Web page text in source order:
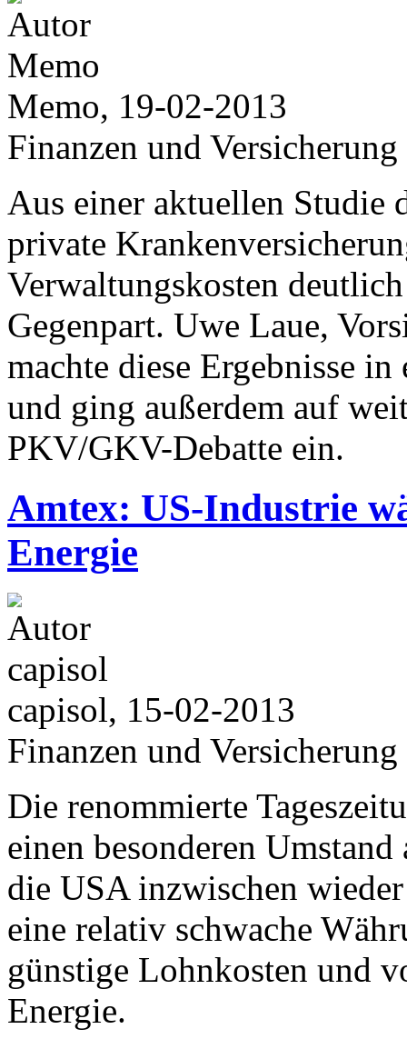
Memo, 19-02-2013
Finanzen und Versicherung
Aus einer aktuellen Studie
private
Verwaltungskosten
Gegenpart. Uwe Laue,
machte diese Ergebnisse
und ging außerdem auf
PKV/GKV-Debatte ein.
Amtex: US-Industrie
Energie
capisol, 15-02-2013
Finanzen und Versicherung
Die renommierte
einen besonderen
die USA inzwischen
eine relativ schwache
günstige Lohnkosten und
Energie.